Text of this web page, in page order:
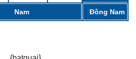
Nam Đông Nam